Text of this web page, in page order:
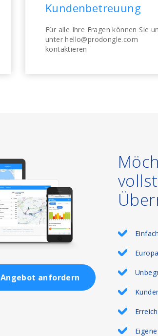
Kundenbetreuung
Für alle Ihre Fragen können Sie
unter hello@prodongle.com
kontaktieren
Angebot anfordern